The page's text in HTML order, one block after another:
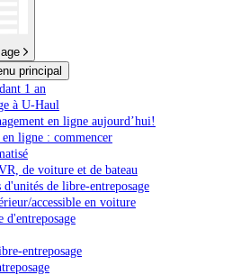
principal
1 an
à U-Haul
en ligne aujourd’hui!
ligne : commencer
de voiture et de bateau
de libre-entreposage
accessible en voiture
d'entreposage
entreposage